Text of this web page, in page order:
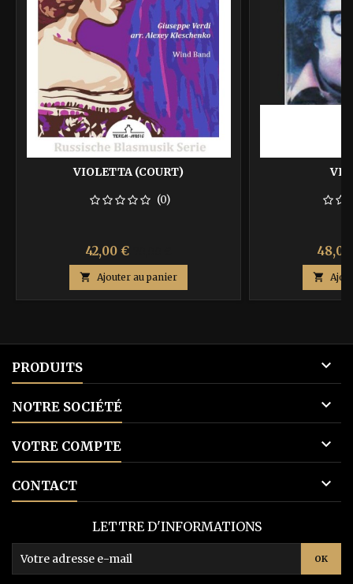
VIOLETTA (COURT)
(0)
Prix
42,00 €
base
 Ajouter au panier
Prix

PRODUITS 
NOTRE SOCIÉTÉ 
VOTRE COMPTE 
CONTACT 
LETTRE D'INFORMATIONS